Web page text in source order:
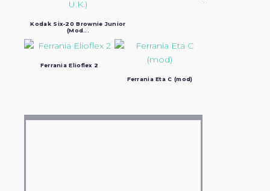
Kodak Six-20 Brownie Junior
(Mod...
Ferrania Elioflex 2
Ferrania Eta C (mod)